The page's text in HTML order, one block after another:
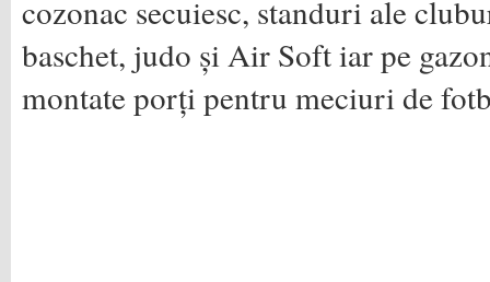
cozonac secuiesc, standuri ale
baschet, judo și Air Soft iar pe
montate porți pentru meciuri de